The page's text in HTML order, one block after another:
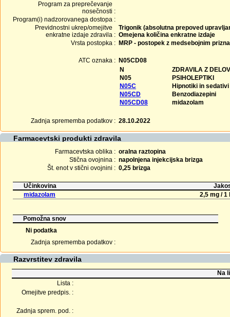
Program za preprečevanje
nosečnosti :
Program(i) nadzorovanega dostopa :
Previdnostni ukrep/omejitve
enkratne izdaje zdravila :
Trigonik (absolutna prepoved
Omejena količina enkratne izdaje
Vrsta postopka : MRP - postopek z medsebojnim
ATC oznaka : N05CD08
N
ZDRAVILA Z
N05
PSIHOLEPTIKI
N05C
Hipnotiki in sedativi
N05CD
Benzodiazepini
N05CD08
midazolam
Zadnja sprememba podatkov : 28.10.2022
Farmacevtski produkti zdravila
Farmacevtska oblika : oralna raztopina
Stična ovojnina : napolnjena injekcijska brizga
Št. enot v stični ovojnini : 0,25 brizga
Učinkovina
midazolam
2,5 mg / 1
Pomožna snov
Ni podatka
Zadnja sprememba podatkov :
Razvrstitev zdravila
Na
Lista :
Omejitve predpis. :
Zadnja sprem. pod. :